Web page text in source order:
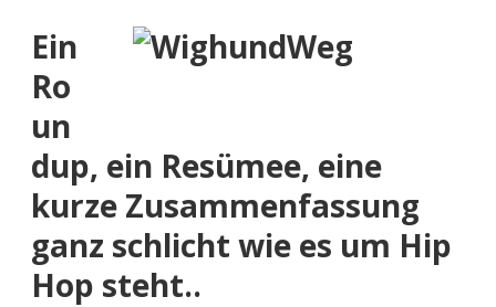
Ein
Ro
un
dup, ein Resümee, eine
kurze Zusammenfassung
ganz schlicht wie es um Hip
Hop steht..